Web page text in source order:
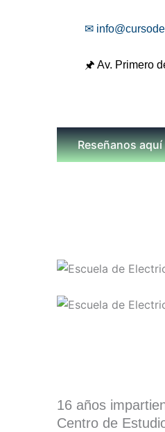
✉
🖈 Av. Primero
Reseñanos aquí
16 años
Centro de